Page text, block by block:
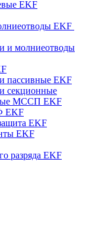
EKF
EKF
и молниеотводы
пассивные EKF
секционные
МССП EKF
EKF
EKF
EKF
разряда EKF